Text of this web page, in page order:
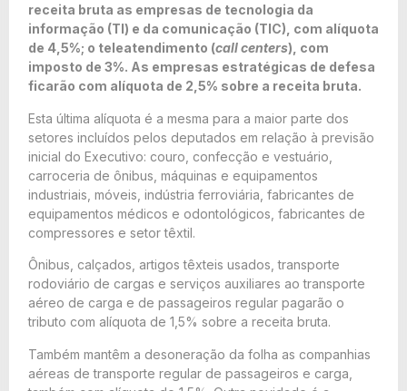
receita bruta as empresas de tecnologia da
informação (TI) e da comunicação (TIC), com alíquota
de 4,5%; o teleatendimento (call centers), com
imposto de 3%. As empresas estratégicas de defesa
ficarão com alíquota de 2,5% sobre a receita bruta.
Esta última alíquota é a mesma para a maior parte dos
setores incluídos pelos deputados em relação à previsão
inicial do Executivo: couro, confecção e vestuário,
carroceria de ônibus, máquinas e equipamentos
industriais, móveis, indústria ferroviária, fabricantes de
equipamentos médicos e odontológicos, fabricantes de
compressores e setor têxtil.
Ônibus, calçados, artigos têxteis usados, transporte
rodoviário de cargas e serviços auxiliares ao transporte
aéreo de carga e de passageiros regular pagarão o
tributo com alíquota de 1,5% sobre a receita bruta.
Também mantêm a desoneração da folha as companhias
aéreas de transporte regular de passageiros e carga,